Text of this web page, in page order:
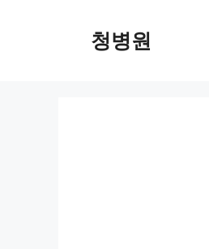
청병원